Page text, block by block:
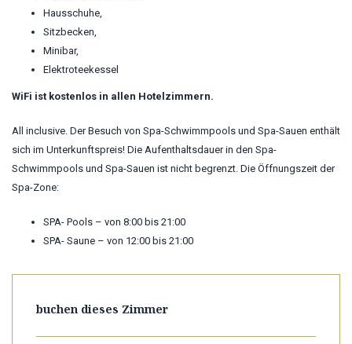
Hausschuhe,
Sitzbecken,
Minibar,
Elektroteekessel
WiFi ist kostenlos in allen Hotelzimmern.
All inclusive. Der Besuch von Spa-Schwimmpools und Spa-Sauen enthält
sich im Unterkunftspreis! Die Aufenthaltsdauer in den Spa-
Schwimmpools und Spa-Sauen ist nicht begrenzt. Die Öffnungszeit der
Spa-Zone:
SPA- Pools – von 8:00 bis 21:00
SPA- Saune – von 12:00 bis 21:00
buchen dieses Zimmer